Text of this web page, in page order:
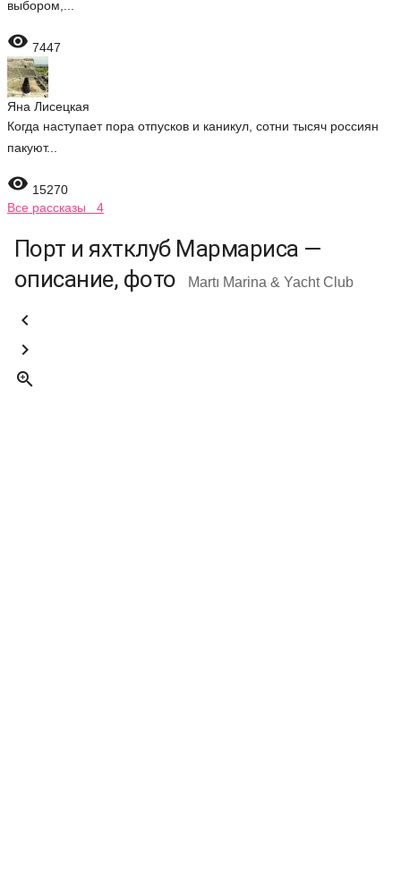
выбором,...
 7447
Яна Лисецкая
Когда наступает пора отпусков и каникул, сотни тысяч россиян
пакуют...
 15270
Все рассказы 4
Порт и яхтклуб Мармариса —
описание, фото
Martı Marina & Yacht Club


